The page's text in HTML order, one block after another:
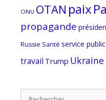
ONU OTAN paix
propagande
Russie Santé service public
travail Trump Ukraine